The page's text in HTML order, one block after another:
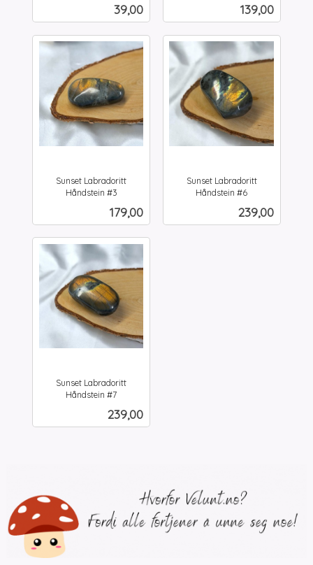
Pris
39,00 Pris
139,00
Sunset Labradoritt
Håndstein #3
Pris
179,00
Sunset Labradoritt
Håndstein #6
Pris
239,00
Sunset Labradoritt
Håndstein #7
Pris
239,00